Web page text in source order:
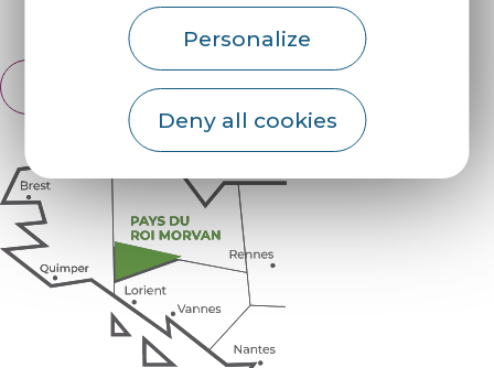
Personalize
Deny all cookies
Espace pro Partners
English
Français